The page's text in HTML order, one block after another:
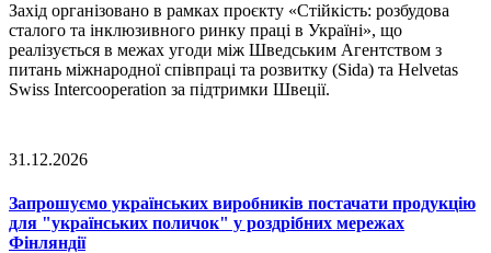
Захід організовано в рамках проєкту «Стійкість: розбудова
сталого та інклюзивного ринку праці в Україні», що
реалізується в межах угоди між Шведським Агентством з
питань міжнародної співпраці та розвитку (Sida) та Helvetas
Swiss Intercooperation за підтримки Швеції.
31.12.2026
Запрошуємо українських виробників постачати продукцію
для "українських поличок" у роздрібних мережах
Фінляндії